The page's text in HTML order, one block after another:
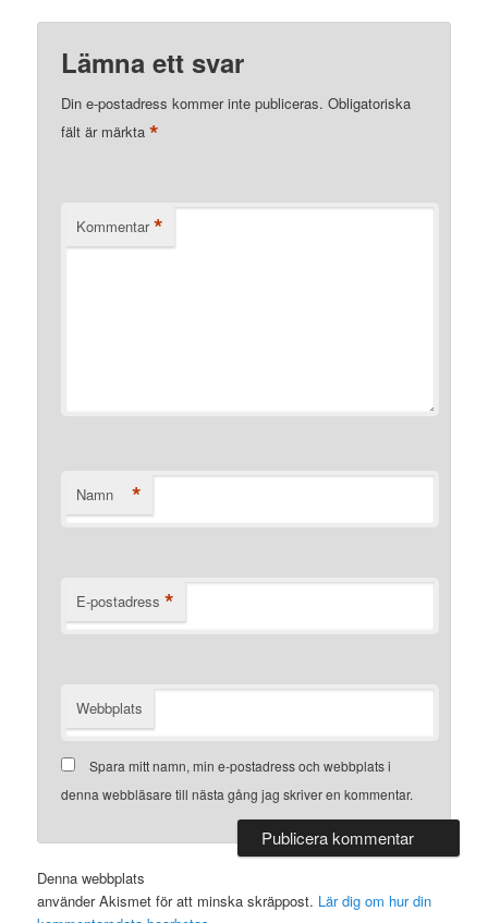
Lämna ett svar
Din e-postadress kommer inte publiceras. Obligatoriska
fält är märkta*
Kommentar *
Namn *
E-postadress *
Webbplats
Spara mitt namn, min e-postadress och webbplats i
denna webbläsare till nästa gång jag skriver en kommentar.
Denna webbplats
använder Akismet för att minska skräppost. Lär dig om hur din